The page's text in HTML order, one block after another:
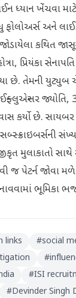
ખેંચવા માટે
વધુ ફોલોઅર્સ અને
કથિત
પ્રિયંકા
તેમની યુટ્યુબ
ઈન્ફ્લુએન્સર
કર્યો છે.
મુલાકાતો સાથે
જ પેટર્ન જોવા
ભૂમિકા
links #social
#
#ISI
#Devinder Singh